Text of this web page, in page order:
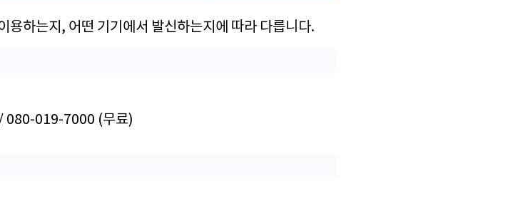
용하는지, 어떤 기기에서 발신하는지에 따라 다릅니다.
080-019-7000 (무료)